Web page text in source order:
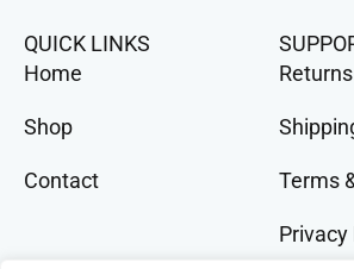
QUICK LINKS
Home
Shop
Contact Terms
Privacy